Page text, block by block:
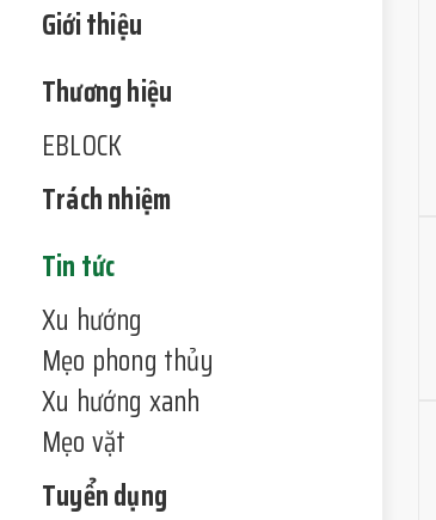
Giới thiệu
Thương hiệu
EBLOCK
Trách nhiệm
Tin tức
Xu hướng
Mẹo phong thủy
Xu hướng xanh
Mẹo vặt
Tuyển dụng